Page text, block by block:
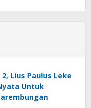
Lius Paulus Leke
Untuk